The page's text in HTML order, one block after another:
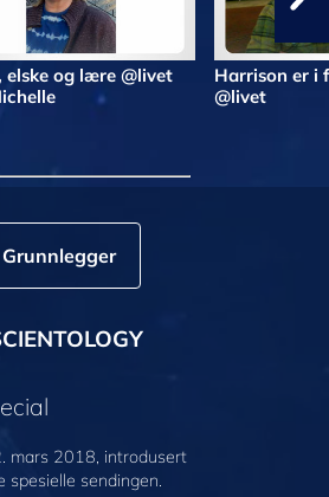
elske og lære @livet
Harrison er i
@livet
mars 2018, introdusert
spesielle sendingen.